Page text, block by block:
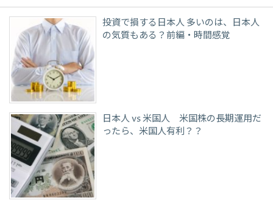
投資で損する日本人 多いのは、日本人
の気質もある？前編・時間感覚
日本人 vs 米国人 米国株の長期運用だ
ったら、米国人有利？？